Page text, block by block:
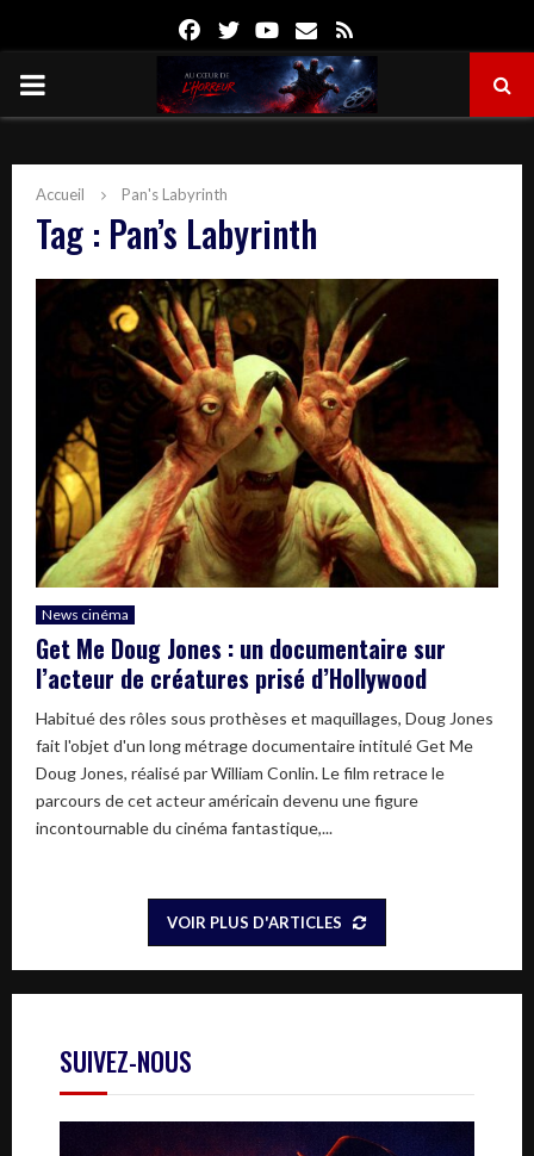
FacebookTwitterYoutube
Email
PRIMARY
Accueil Pan's Labyrinth
Tag : Pan’s Labyrinth
News cinéma
Get Me Doug Jones : un documentaire sur
l’acteur de créatures prisé d’Hollywood
Habitué des rôles sous prothèses et maquillages, Doug Jones
fait l'objet d'un long métrage documentaire intitulé Get Me
Doug Jones, réalisé par William Conlin. Le film retrace le
parcours de cet acteur américain devenu une figure
incontournable du cinéma fantastique,...
VOIR PLUS D'ARTICLES
SUIVEZ-NOUS